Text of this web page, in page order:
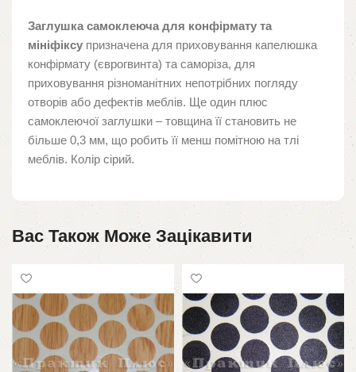
Заглушка самоклеюча для конфірмату та
мініфіксу призначена для приховування капелюшка
конфірмату (єврогвинта) та саморіза, для
приховування різноманітних непотрібних погляду
отворів або дефектів меблів. Ще один плюс
самоклеючої заглушки – товщина її становить не
більше 0,3 мм, що робить її менш помітною на тлі
меблів. Колір сірий.
Вас Також Може Зацікавити